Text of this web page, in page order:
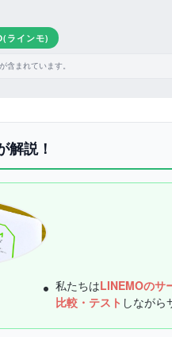
ラインモ)
含まれています。
解説！
私たちはLINEMOのサ
比較・テスト しながら